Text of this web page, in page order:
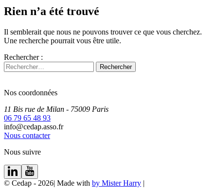
Rien n’a été trouvé
Il semblerait que nous ne pouvons trouver ce que vous cherchez.
Une recherche pourrait vous être utile.
Rechercher :
Nos coordonnées
11 Bis rue de Milan - 75009 Paris
06 79 65 48 93
info@cedap.asso.fr
Nous contacter
Nous suivre
© Cedap - 2026| Made with by Mister Harry |